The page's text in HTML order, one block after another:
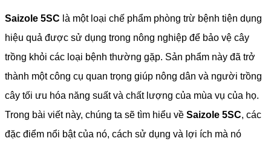
Saizole 5SC là một loại chế phẩm phòng trừ bệnh tiện dụng
hiệu quả được sử dụng trong nông nghiệp để bảo vệ cây
trồng khỏi các loại bệnh thường gặp. Sản phẩm này đã trở
thành một công cụ quan trọng giúp nông dân và người trồng
cây tối ưu hóa năng suất và chất lượng của mùa vụ của họ.
Trong bài viết này, chúng ta sẽ tìm hiểu về Saizole 5SC, các
đặc điểm nổi bật của nó, cách sử dụng và lợi ích mà nó